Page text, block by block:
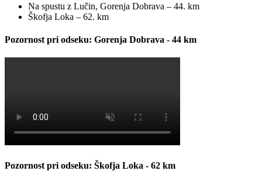
Na spustu z Lučin, Gorenja Dobrava – 44. km
Škofja Loka – 62. km
Pozornost pri odseku: Gorenja Dobrava - 44 km
Pozornost pri odseku: Škofja Loka - 62 km